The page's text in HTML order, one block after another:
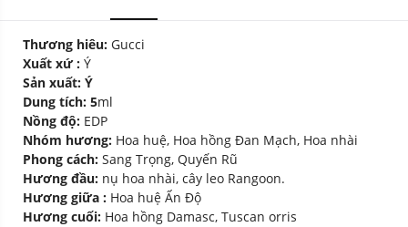
Thương hiêu: Gucci
Xuất xứ : Ý
Sản xuất: Ý
Dung tích: 5ml
Nồng độ: EDP
Nhóm hương: Hoa huệ, Hoa hồng Đan Mạch, Hoa nhài
Phong cách: Sang Trọng, Quyến Rũ
Hương đầu: nụ hoa nhài, cây leo Rangoon.
Hương giữa : Hoa huệ Ấn Độ
Hương cuối: Hoa hồng Damasc, Tuscan orris